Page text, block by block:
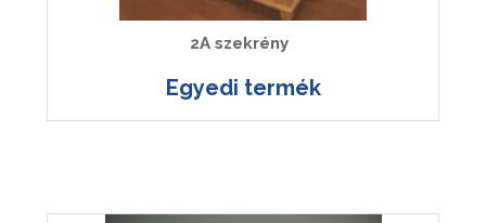
2A szekrény
Egyedi termék